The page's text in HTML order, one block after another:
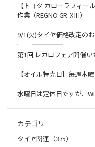
【トヨタ カローラフィー
作業（REGNO GR-XⅢ）
9/1(火)タイヤ価格改定の
第1回 レカロフェア開催い
【オイル特売日】毎週木
水曜日は定休日ですが、
カテゴリ
タイヤ関連（375）